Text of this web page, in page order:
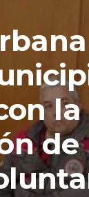
la
de